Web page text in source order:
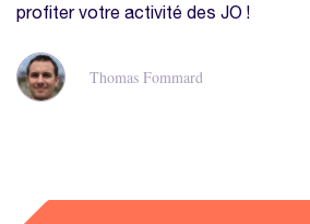
profiter votre activité des JO !
Thomas Fommard